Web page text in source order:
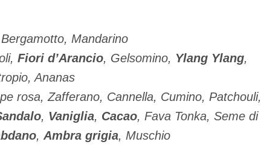
Mandarino
Fiori d’Arancio, Gelsomino, Ylang Ylang,
Ananas
rosa, Zafferano, Cannella, Cumino, Patchouli,
, Vaniglia, Cacao, Fava Tonka, Seme di
, Ambra grigia, Muschio